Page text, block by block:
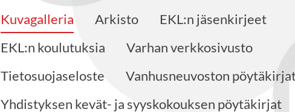
Kuvagalleria
Arkisto
EKL:n jäsenkirjeet
EKL:n koulutuksia
Varhan verkkosivusto
Tietosuojaseloste
Vanhusneuvoston
Yhdistyksen kevät- ja syyskokouksen pöytäkirjat